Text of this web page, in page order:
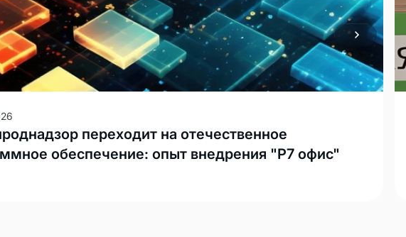
переходит на отечественное
обеспечение: опыт внедрения "Р7 офис"